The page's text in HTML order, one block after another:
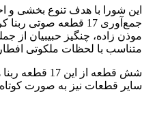
این شورا با هدف تنوع بخشی و
جمع‌آوری 17 قطعه
موذن زاده، چنگیز حبیبیان از
متناسب با لحظات ملکوتی
شش قطعه از
سایر قطعات نیز به صورت